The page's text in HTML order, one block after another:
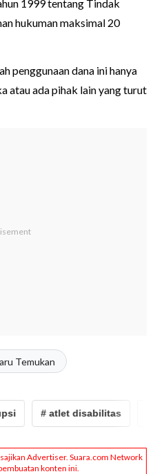
1999 tentang Tindak
hukuman maksimal 20
penggunaan dana ini hanya
atau ada pihak lain yang turut
Temukan
# atlet disabilitas